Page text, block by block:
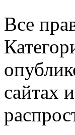
Все
сайтах